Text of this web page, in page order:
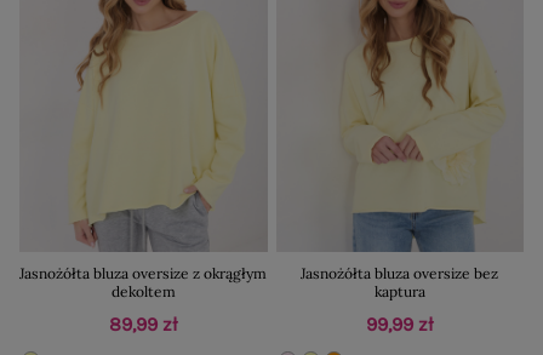
Jasnożółta bluza oversize z okrągłym
dekoltem
89,99 zł
Jasnożółta bluza oversize bez
kaptura
99,99 zł